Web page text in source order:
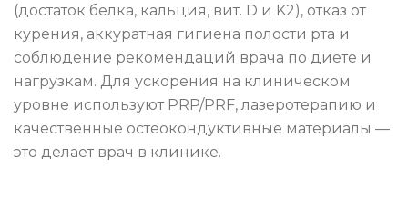
(достаток белка, кальция, вит. D и K2), отказ от
курения, аккуратная гигиена полости рта и
соблюдение рекомендаций врача по диете и
нагрузкам. Для ускорения на клиническом
уровне используют PRP/PRF, лазеротерапию и
качественные остеокондуктивные материалы —
это делает врач в клинике.